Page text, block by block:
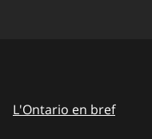
L'Ontario en bref